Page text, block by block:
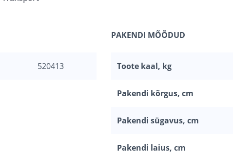
520413
PAKENDI MÕÕDUD
Toote kaal, kg
Pakendi kõrgus, cm
Pakendi sügavus, cm
Pakendi laius, cm